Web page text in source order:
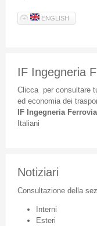
ENGLISH
IF Ingegneria
Cliccaper consultare
ed economia dei
IF Ingegneria
Italiani
Notiziari
Consultazione della
Interni
Esteri